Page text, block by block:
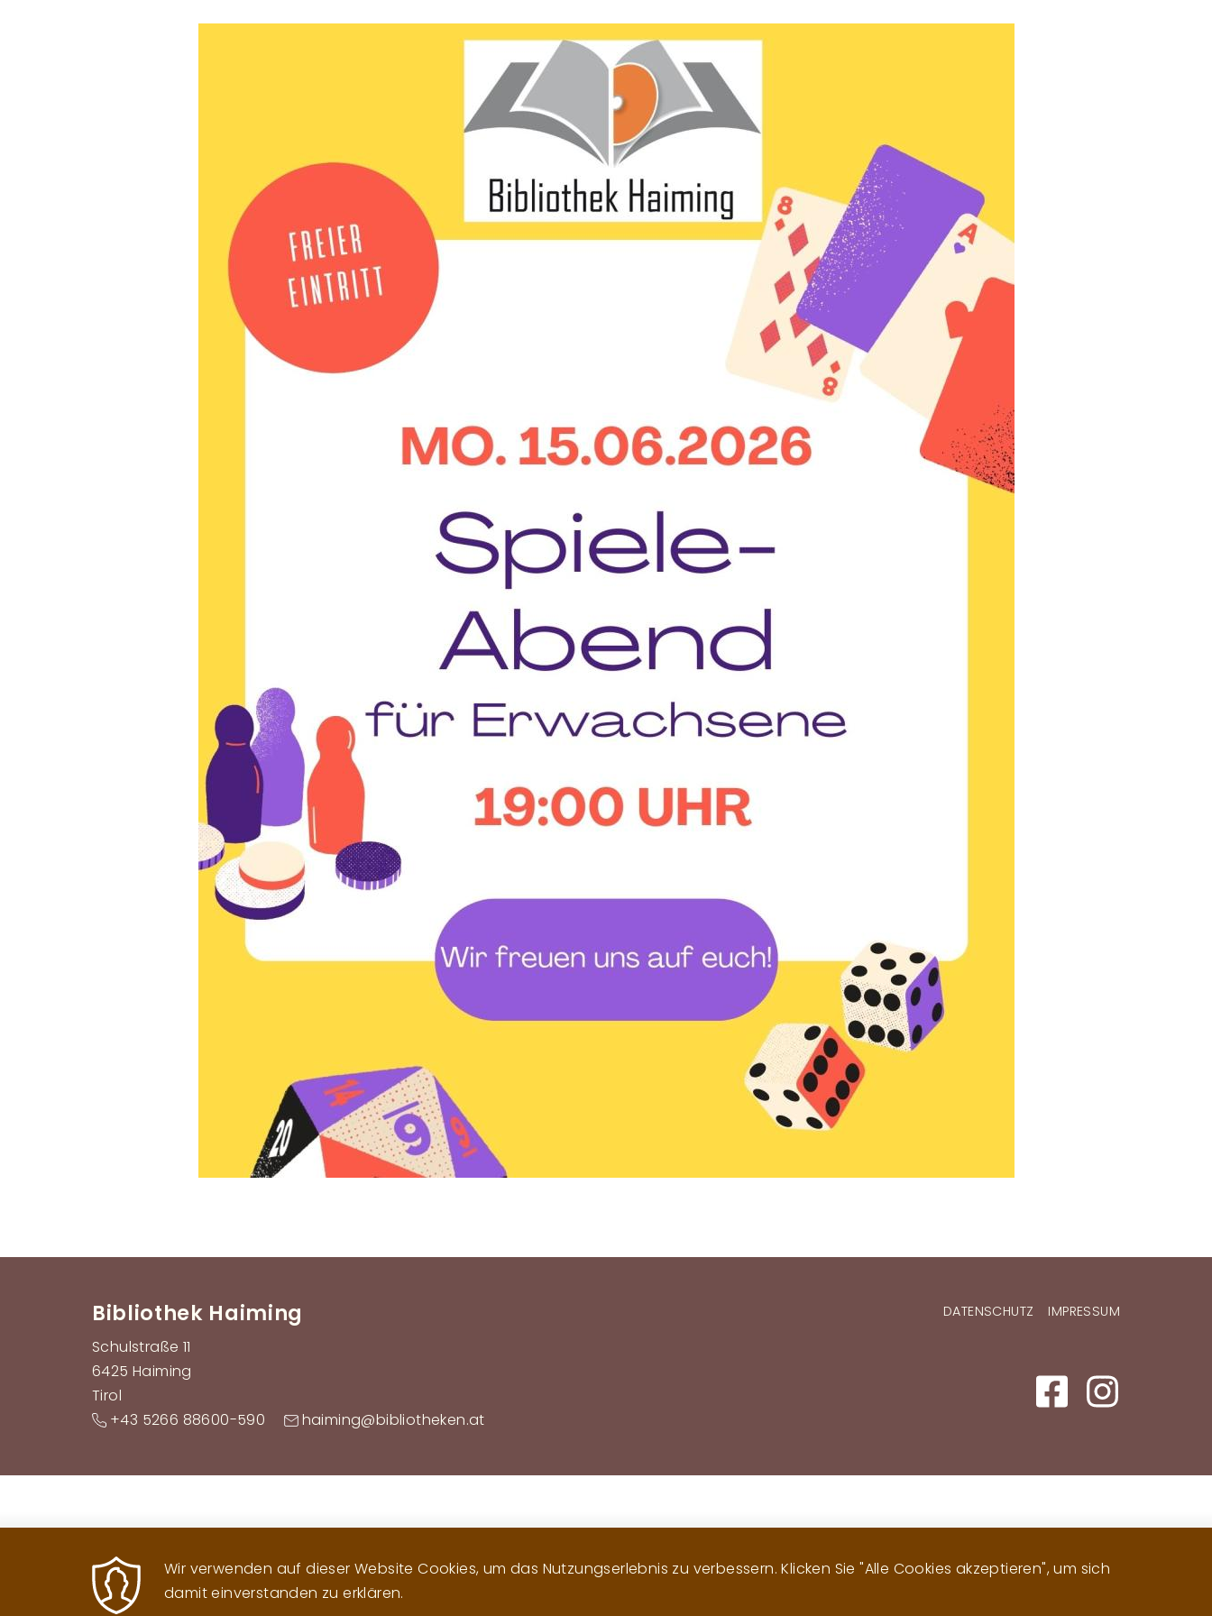
Bibliothek Haiming
Schulstraße 11
6425 Haiming
Tirol
+43 5266 88600-590
haiming@bibliotheken.at
DATENSCHUTZ IMPRESSUM
Wir verwenden auf dieser Website Cookies, um das Nutzungserlebnis zu verbessern. Klicken Sie "Alle Cookies akzeptieren", um sich
damit einverstanden zu erklären.